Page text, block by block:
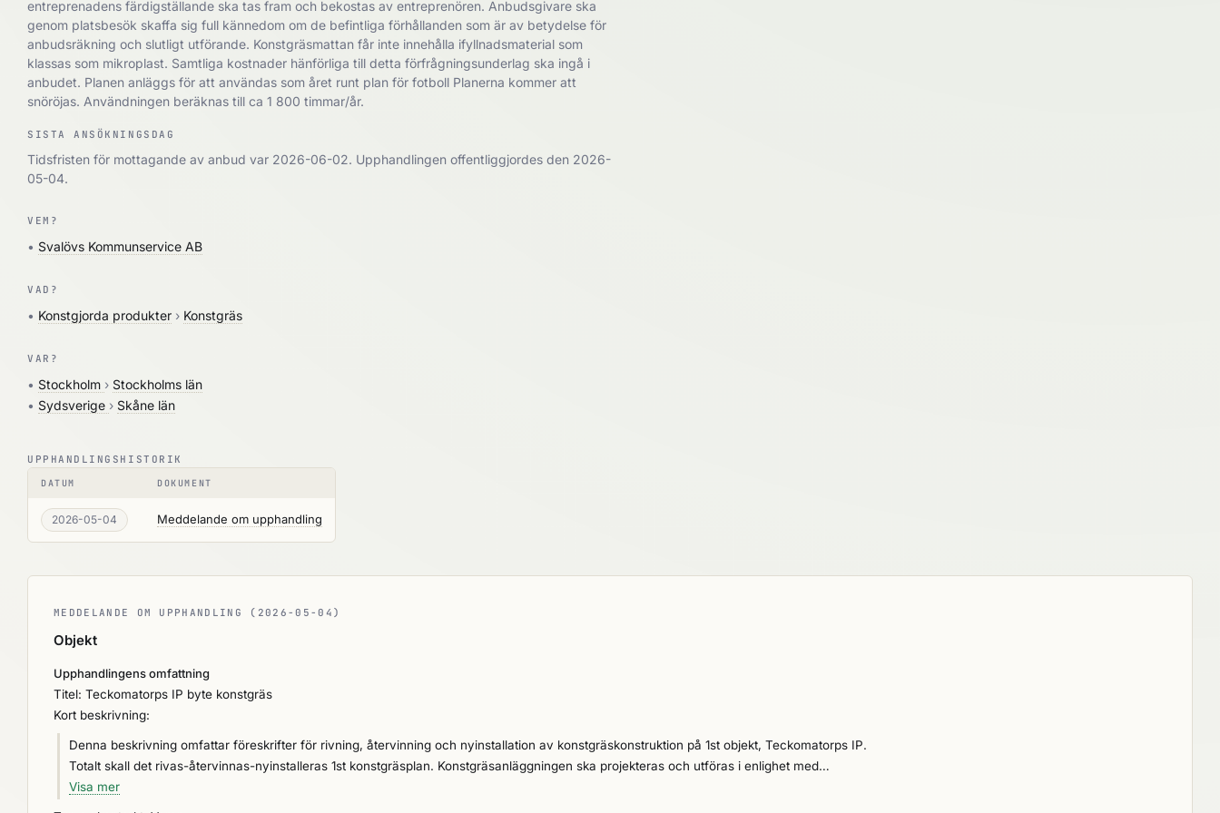
entreprenadens färdigställande ska tas fram och bekostas av entreprenören. Anbudsgivare ska
genom platsbesök skaffa sig full kännedom om de befintliga förhållanden som är av betydelse för
anbudsräkning och slutligt utförande. Konstgräsmattan får inte innehålla ifyllnadsmaterial som
klassas som mikroplast. Samtliga kostnader hänförliga till detta förfrågningsunderlag ska ingå i
anbudet. Planen anläggs för att användas som året runt plan för fotboll Planerna kommer att
snöröjas. Användningen beräknas till ca 1 800 timmar/år.
SISTA ANSÖKNINGSDAG
Tidsfristen för mottagande av anbud var 2026-06-02. Upphandlingen offentliggjordes den 2026-
05-04.
VEM?
• Svalövs Kommunservice AB
VAD?
• Konstgjorda produkter › Konstgräs
VAR?
• Stockholm › Stockholms län
• Sydsverige › Skåne län
UPPHANDLINGSHISTORIK
DATUM DOKUMENT
2026-05-04 Meddelande om upphandling
MEDDELANDE OM UPPHANDLING (2026-05-04)
Objekt
Upphandlingens omfattning
Titel: Teckomatorps IP byte konstgräs
Kort beskrivning:
Denna beskrivning omfattar föreskrifter för rivning, återvinning och nyinstallation av konstgräskonstruktion på 1st objekt, Teckomatorps IP.
Totalt skall det rivas-återvinnas-nyinstalleras 1st konstgräsplan. Konstgräsanläggningen ska projekteras och utföras i enlighet med
Svenska Fotbollsförbundets vid tidpunkten gällande rekommendationer för anläggning av konstgräsplaner. Senast publicerade
Visa mer